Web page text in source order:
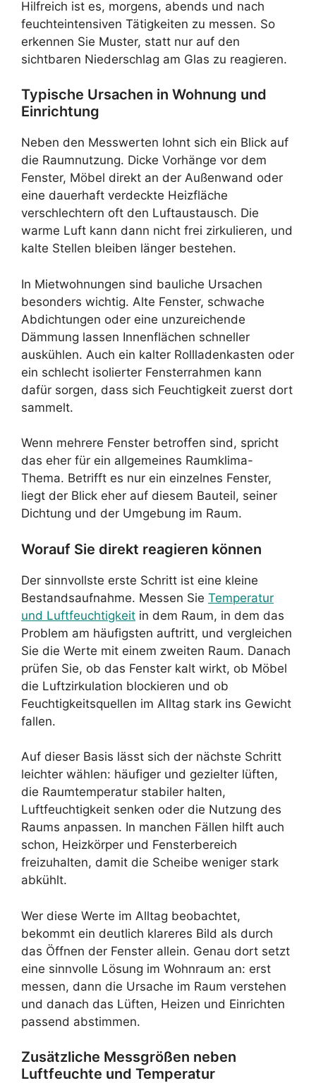
Hilfreich ist es, morgens, abends und nach
feuchteintensiven Tätigkeiten zu messen. So
erkennen Sie Muster, statt nur auf den
sichtbaren Niederschlag am Glas zu reagieren.
Typische Ursachen in Wohnung und
Einrichtung
Neben den Messwerten lohnt sich ein Blick auf
die Raumnutzung. Dicke Vorhänge vor dem
Fenster, Möbel direkt an der Außenwand oder
eine dauerhaft verdeckte Heizfläche
verschlechtern oft den Luftaustausch. Die
warme Luft kann dann nicht frei zirkulieren, und
kalte Stellen bleiben länger bestehen.
In Mietwohnungen sind bauliche Ursachen
besonders wichtig. Alte Fenster, schwache
Abdichtungen oder eine unzureichende
Dämmung lassen Innenflächen schneller
auskühlen. Auch ein kalter Rollladenkasten oder
ein schlecht isolierter Fensterrahmen kann
dafür sorgen, dass sich Feuchtigkeit zuerst dort
sammelt.
Wenn mehrere Fenster betroffen sind, spricht
das eher für ein allgemeines Raumklima-
Thema. Betrifft es nur ein einzelnes Fenster,
liegt der Blick eher auf diesem Bauteil, seiner
Dichtung und der Umgebung im Raum.
Worauf Sie direkt reagieren können
Der sinnvollste erste Schritt ist eine kleine
Bestandsaufnahme. Messen Sie Temperatur
und Luftfeuchtigkeit in dem Raum, in dem das
Problem am häufigsten auftritt, und vergleichen
Sie die Werte mit einem zweiten Raum. Danach
prüfen Sie, ob das Fenster kalt wirkt, ob Möbel
die Luftzirkulation blockieren und ob
Feuchtigkeitsquellen im Alltag stark ins Gewicht
fallen.
Auf dieser Basis lässt sich der nächste Schritt
leichter wählen: häufiger und gezielter lüften,
die Raumtemperatur stabiler halten,
Luftfeuchtigkeit senken oder die Nutzung des
Raums anpassen. In manchen Fällen hilft auch
schon, Heizkörper und Fensterbereich
freizuhalten, damit die Scheibe weniger stark
abkühlt.
Wer diese Werte im Alltag beobachtet,
bekommt ein deutlich klareres Bild als durch
das Öffnen der Fenster allein. Genau dort setzt
eine sinnvolle Lösung im Wohnraum an: erst
messen, dann die Ursache im Raum verstehen
und danach das Lüften, Heizen und Einrichten
passend abstimmen.
Zusätzliche Messgrößen neben
Luftfeuchte und Temperatur